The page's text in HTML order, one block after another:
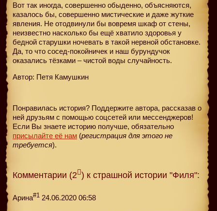
Вот так иногда, совершенно обыденно, объясняются,
казалось бы, совершенно мистические и даже жуткие
явления. Не отодвинули бы вовремя шкаф от стены,
неизвестно насколько бы ещё хватило здоровья у
бедной старушки ночевать в такой нервной обстановке.
Да, то что сосед-покойничек и наш бурундучок
оказались тёзками – чистой воды случайность.
Автор: Петя Камушкин
Понравилась история? Поддержите автора, рассказав о
ней друзьям с помощью соцсетей или мессенджеров!
Если Вы знаете историю получше, обязательно
присылайте её нам (регистрация для этого не
требуется).
Комментарии (2 ) к страшной истории "Филя":
Арина#1 24.06.2020 06:58